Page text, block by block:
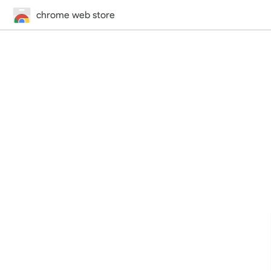
chrome web store